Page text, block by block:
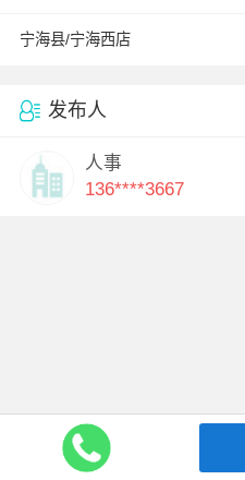
宁海县/宁海西店
发布人
人事
136****3667